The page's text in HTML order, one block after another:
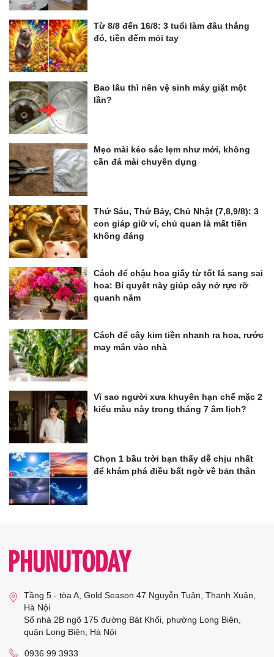
Từ 8/8 đến 16/8: 3 tuổi làm đâu thắng
đó, tiền đếm mỏi tay
Bao lâu thì nên vệ sinh máy giặt một
lần?
Mẹo mài kéo sắc lẹm như mới, không
cần đá mài chuyên dụng
Thứ Sáu, Thứ Bảy, Chủ Nhật (7,8,9/8): 3
con giáp giữ ví, chủ quan là mất tiền
không đáng
Cách để chậu hoa giấy từ tốt lá sang sai
hoa: Bí quyết này giúp cây nở rực rỡ
quanh năm
Cách để cây kim tiền nhanh ra hoa, rước
may mắn vào nhà
Vì sao người xưa khuyên hạn chế mặc 2
kiểu màu này trong tháng 7 âm lịch?
Chọn 1 bầu trời bạn thấy dễ chịu nhất
để khám phá điều bất ngờ về bản thân
Tầng 5 - tòa A, Gold Season 47 Nguyễn Tuân, Thanh Xuân,
Hà Nội
Số nhà 2B ngõ 175 đường Bát Khối, phường Long Biên,
quận Long Biên, Hà Nội
0936 99 3933